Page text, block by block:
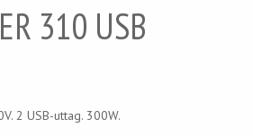
310 USB
2 USB-uttag. 300W.